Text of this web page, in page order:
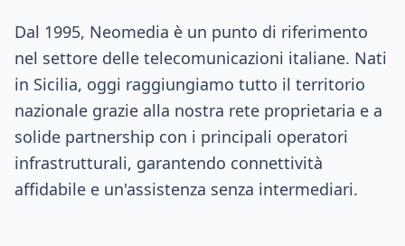
Dal 1995, Neomedia è un punto di riferimento
nel settore delle telecomunicazioni italiane. Nati
in Sicilia, oggi raggiungiamo tutto il territorio
nazionale grazie alla nostra rete proprietaria e a
solide partnership con i principali operatori
infrastrutturali, garantendo connettività
affidabile e un'assistenza senza intermediari.